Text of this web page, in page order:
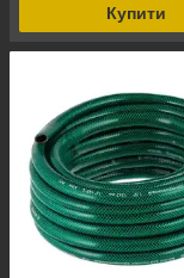
Купити